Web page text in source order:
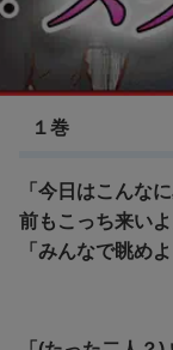
SHAMAN
１巻
「今日はこんな
前もこっち来いよ
「みんなで眺めよ